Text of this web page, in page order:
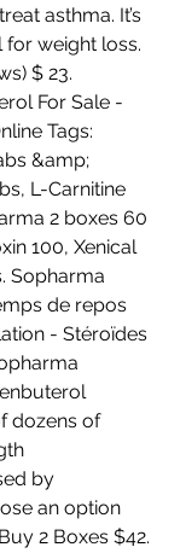
asthma. It’s
weight loss.
$ 23.
For Sale -
Tags:
&amp;
L-Carnitine
2 boxes 60
100, Xenical
Sopharma
de repos
- Stéroïdes
dozens of
by
an option
2 Boxes $42.